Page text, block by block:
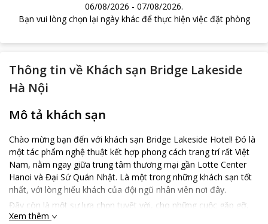
06/08/2026 - 07/08/2026.
Bạn vui lòng chọn lại ngày khác để thực hiện việc đặt phòng
Thông tin về Khách sạn Bridge Lakeside
Hà Nội
Mô tả khách sạn
Chào mừng bạn đến với khách sạn Bridge Lakeside Hotel! Đó là
một tác phẩm nghệ thuật kết hợp phong cách trang trí rất Việt
Nam, nằm ngay giữa trung tâm thương mại gần Lotte Center
Hanoi và Đại Sứ Quán Nhật. Là một trong những khách sạn tốt
nhất, với lòng hiếu khách của đội ngũ nhân viên nơi đây.
Đây còn là một sự lựa chọn tuyêt vời, cho những cuộc gặp gỡ,
giao lưu và ăn mừng, thư giãn kết hợp với công việc kinh doanh.
Xem thêm